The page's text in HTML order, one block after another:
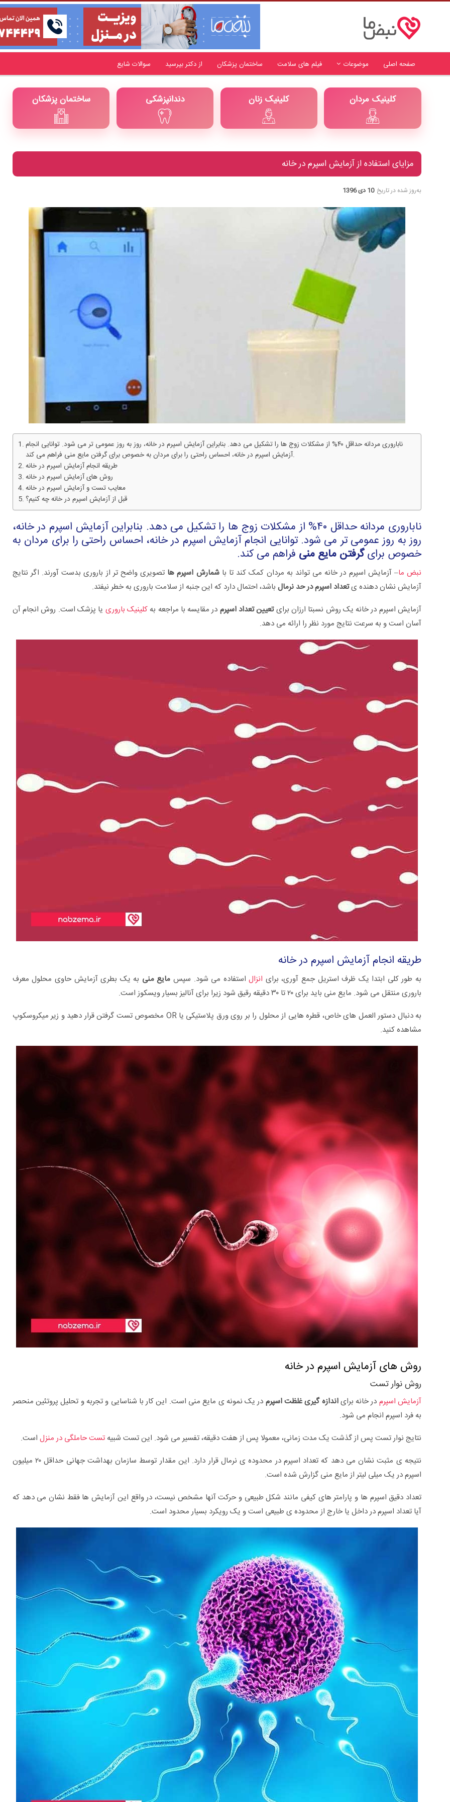
صفحه اصلی موضوعات فیلم های سلامت ساختمان پزشکان از دکتر بپرسید سوالات شایع
ساختمان پزشکان دندانپزشکی کلینیک زنان کلینیک مردان
مزایای استفاده از آزمایش اسپرم در خانه
به‌روز شده در تاریخ 10 دی 1396
ناباروری مردانه حداقل ۴۰% از مشکلات زوج ها را تشکیل می دهد. بنابراین آزمایش اسپرم در خانه، روز به روز عمومی تر می شود. توانایی انجام
آزمایش اسپرم در خانه، احساس راحتی را برای مردان به خصوص برای گرفتن مایع منی فراهم می کند.
طریقه انجام آزمایش اسپرم در خانه
روش های آزمایش اسپرم در خانه
معایب تست و آزمایش اسپرم در خانه
قبل از آزمایش اسپرم در خانه چه کنیم؟
ناباروری مردانه حداقل ۴۰% از مشکلات زوج ها را تشکیل می دهد. بنابراین آزمایش اسپرم در خانه،
روز به روز عمومی تر می شود. توانایی انجام آزمایش اسپرم در خانه، احساس راحتی را برای مردان به
خصوص برایگرفتن مایع منی فراهم می کند.
نبض ما– آزمایش اسپرم در خانه می تواند به مردان کمک کند تا باشمارش اسپرم ها تصویری واضح تر از باروری بدست آورند. اگر نتایج
آزمایش نشان دهنده یتعداد اسپرم در حد نرمال باشد، احتمال دارد که این جنبه از سلامت باروری به خطر نیفتد.
آزمایش اسپرم در خانه یک روش نسبتا ارزان برایتعیین تعداد اسپرم در مقایسه با مراجعه بهکلینیک باروری یا پزشک است. روش انجام آن
آسان است و به سرعت نتایج مورد نظر را ارائه می دهد.
طریقه انجام آزمایش اسپرم در خانه
به طور کلی ابتدا یک ظرف استریل جمع آوری، برای انزالاستفاده می شود. سپس مایع منی به یک بطری آزمایش حاوی محلول معرف
باروری منتقل می شود. مایع منی باید برای ۲۰ تا ۳۰ دقیقه رقیق شود زیرا برای آنالیز بسیار ویسکوز است.
به دنبال دستور العمل های خاص، قطره هایی از محلول را بر روی ورق پلاستیکی یا OR مخصوص تست گرفتن قرار دهید و زیر میکروسکوپ
مشاهده کنید.
روش های آزمایش اسپرم در خانه
روش نوار تست
آزمایش اسپرم در خانه برایاندازه گیری غلظت اسپرم در یک نمونه ی مایع منی است. این کار با شناسایی و تجربه و تحلیل پروتئین منحصر
به فرد اسپرم انجام می شود.
نتایج نوار تست پس از گذشت یک مدت زمانی، معمولا پس از هفت دقیقه، تفسیر می شود. این تست شبیه تست حاملگی در منزل است.
نتیجه ی مثبت نشان می دهد که تعداد اسپرم در محدوده ی نرمال قرار دارد. این مقدار توسط سازمان بهداشت جهانی حداقل ۲۰ میلیون
اسپرم در یک میلی لیتر از مایع منی گزارش شده است.
تعداد دقیق اسپرم ها و پارامتر های کیفی مانند شکل طبیعی و حرکت آنها مشخص نیست، در واقع این آزمایش ها فقط نشان می دهد که
آیا تعداد اسپرم در داخل یا خارج از محدوده ی طبیعی است و یک رویکرد بسیار محدود است.
+ویدئو زگیل تناسلی از تشخیص تا درمان +ویدئو
مراجعه کنیم؟